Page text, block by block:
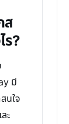
ส
ร?
มี
นใจ
ะ